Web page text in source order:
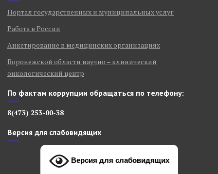
Портал государственных и муниципальных услуг
Работа в России
Анкетирование в медицинских организациях
Воронежской области научно – клинический
онкологический центр
По фактам коррупции обращаться по телефону:
8(473) 253-00-38
Версия для слабовидящих
Версия для слабовидящих